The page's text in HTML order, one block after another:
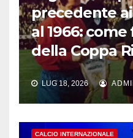
precedente
al 1966:
della Coppa
LUG 18, 2026
CALCIO INTERNAZIONALE